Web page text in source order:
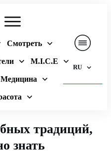
Смотреть
M.I.C.E
Медицина
RU
традиций,
знать